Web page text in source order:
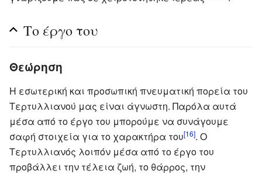
Το έργο του
Θεώρηση
Η εσωτερική και προσωπική πνευματική πορεία του
Τερτυλλιανού μας είναι άγνωστη. Παρόλα αυτά
μέσα από το έργο του μπορούμε να συνάγουμε
σαφή στοιχεία για το χαρακτήρα του[16]. Ο
Τερτυλλιανός λοιπόν μέσα από το έργο του
προβάλλει την τέλεια ζωή, το θάρρος, την